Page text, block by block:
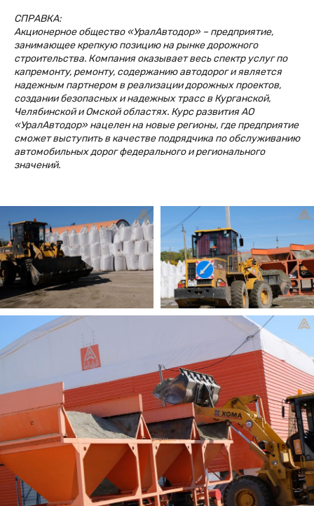
СПРАВКА:
Акционерное общество «УралАвтодор» – предприятие,
занимающее крепкую позицию на рынке дорожного
строительства. Компания оказывает весь спектр услуг по
капремонту, ремонту, содержанию автодорог и является
надежным партнером в реализации дорожных проектов,
создании безопасных и надежных трасс в Курганской,
Челябинской и Омской областях. Курс развития АО
«УралАвтодор» нацелен на новые регионы, где предприятие
сможет выступить в качестве подрядчика по обслуживанию
автомобильных дорог федерального и регионального
значений.